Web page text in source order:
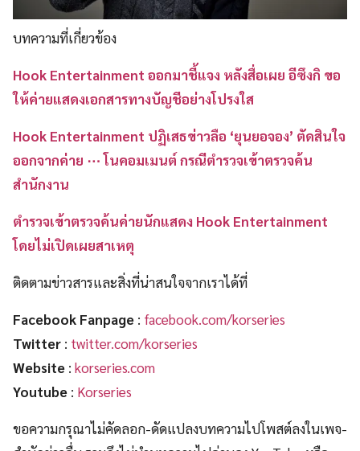
บทความที่เกี่ยวข้อง
Hook Entertainment ออกมาชี้แจง หลังสื่อเผย อีซึงกิ ขอ
ให้ค่ายแสดงเอกสารทางบัญชีอย่างโปรงใส
Hook Entertainment ปฏิเสธข่าวลือ ‘ยุนยอจอง’ ตัดสินใจ
ออกจากค่าย ⋯ โนคอมเมนต์ กรณีตำรวจเข้าตรวจค้น
สำนักงาน
ตำรวจเข้าตรวจค้นค่ายนักแสดง Hook Entertainment
โดยไม่เปิดเผยสาเหตุ
ติดตามข่าวสารและสิ่งที่น่าสนใจจากเราได้ที่
Facebook Fanpage : facebook.com/korseries
Twitter : twitter.com/korseries
Website : korseries.com
Youtube : Korseries
ขอความกรุณาไม่คัดลอก-ดัดแปลงบทความไปโพสต์ลงในเพจ-